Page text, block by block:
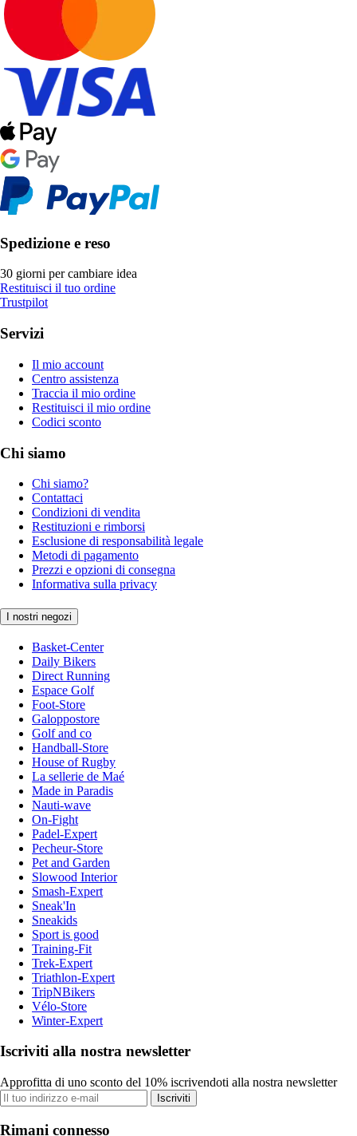
Spedizione e reso
30 giorni per cambiare idea
Restituisci il tuo ordine
Trustpilot
Servizi
Il mio account
Centro assistenza
Traccia il mio ordine
Restituisci il mio ordine
Codici sconto
Chi siamo
Chi siamo?
Contattaci
Condizioni di vendita
Restituzioni e rimborsi
Esclusione di responsabilità legale
Metodi di pagamento
Prezzi e opzioni di consegna
Informativa sulla privacy
I nostri negozi
Basket-Center
Daily Bikers
Direct Running
Espace Golf
Foot-Store
Galoppostore
Golf and co
Handball-Store
House of Rugby
La sellerie de Maé
Made in Paradis
Nauti-wave
On-Fight
Padel-Expert
Pecheur-Store
Pet and Garden
Slowood Interior
Smash-Expert
Sneak'In
Sneakids
Sport is good
Training-Fit
Trek-Expert
Triathlon-Expert
TripNBikers
Vélo-Store
Winter-Expert
Iscriviti alla nostra newsletter
Approfitta di uno sconto del 10% iscrivendoti alla nostra newsletter
Iscriviti
Rimani connesso